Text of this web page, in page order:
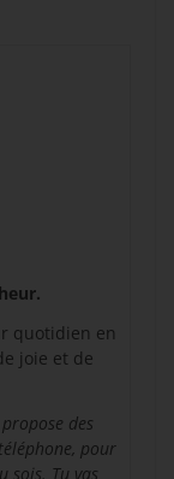
quotidien en
joie et de
des
pour
sois. Tu vas